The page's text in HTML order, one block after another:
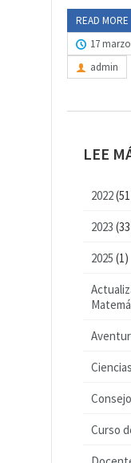
READ MORE
17
admin
LEE
2022
2023
2025 (1)
Ciencias
Curso